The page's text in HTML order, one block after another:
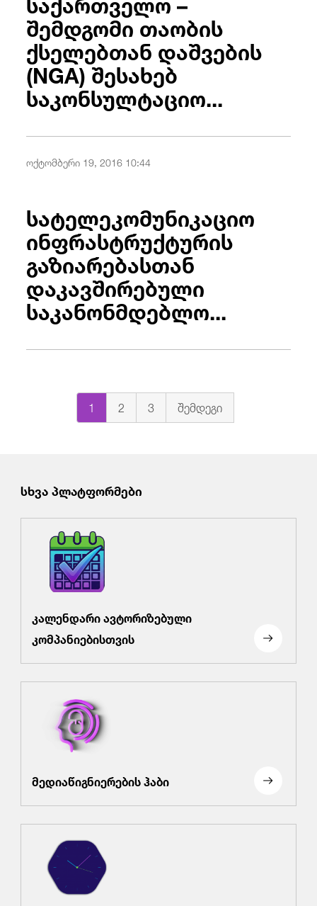
შემდგომი თაობის
ქსელებთან დაშვების
(NGA) შესახებ
საკონსულტაციო...
სატელეკომუნიკაციო
ინფრასტრუქტურის
გაზიარებასთან
დაკავშირებული
საკანონმდებლო...
ოქტომბერი 19, 2016 10:44
1 2 3 შემდეგი
სხვა პლატფორმები
კალენდარი ავტორიზებული
კომპანიებისთვის
მედიაწიგნიერების ჰაბი